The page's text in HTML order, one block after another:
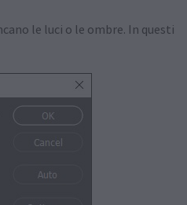
le luci o le ombre. In questi